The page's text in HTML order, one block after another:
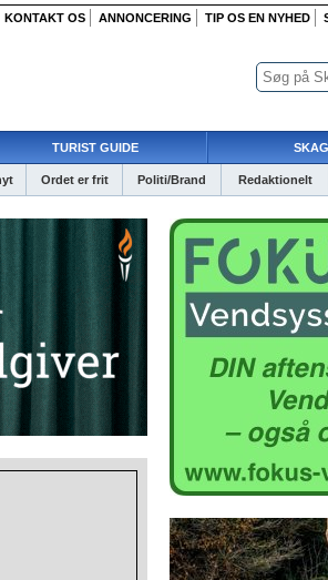
KONTAKT OS
ANNONCERING TIP OS EN NYHED
TURIST GUIDE
Ordet er frit Politi/Brand Redaktionelt